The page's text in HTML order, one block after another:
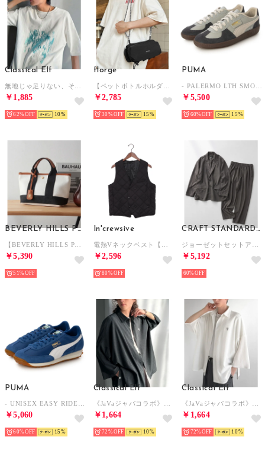
Classical Elf
￥1,885
62% 10
florge
￥2,785
30% 15
PUMA
￥5,500
60% 15
BEVERLY HILLS POLO CLUB
￥5,390
51%
In'crewsive
￥2,596
80%
CRAFT STANDARD BOUTIQUE
￥5,192
60%
PUMA
￥5,060
60% 15
Classical Elf
￥1,664
72% 10
Classical Elf
￥1,664
72% 10